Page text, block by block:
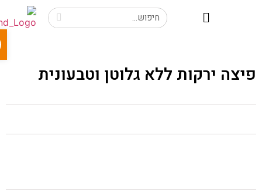
ירקות ללא גלוטן וטבעונית